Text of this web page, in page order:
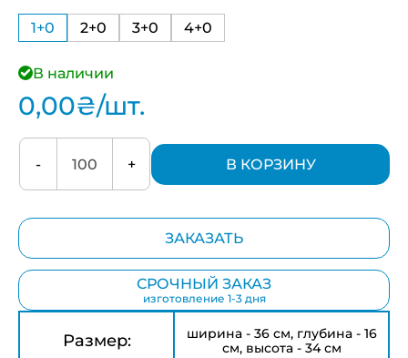
1+0 2+0 3+0 4+0
В наличии
0,00₴/шт.
- + В КОРЗИНУ
ЗАКАЗАТЬ
СРОЧНЫЙ ЗАКАЗ
изготовление 1-3 дня
Размер:
ширина - 36 см, глубина - 16
см, высота - 34 см